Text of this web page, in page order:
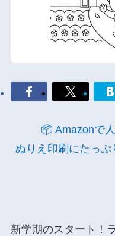
📦 Amazonで
ぬりえ印刷にたっ
新学期のスタート！